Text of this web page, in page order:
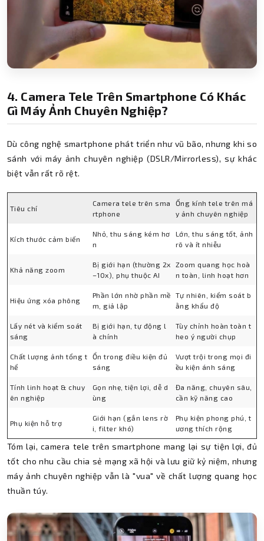
4. Camera Tele Trên Smartphone Có Khác
Gì Máy Ảnh Chuyên Nghiệp?
Dù công nghệ smartphone phát triển như vũ bão, nhưng khi so
sánh với máy ảnh chuyên nghiệp (DSLR/Mirrorless), sự khác
biệt vẫn rất rõ rệt.
Tiêu chí
Camera tele trên sma
rtphone
Ống kính tele trên má
y ảnh chuyên nghiệp
Kích thước cảm biến
Nhỏ, thu sáng kém hơ
n
Lớn, thu sáng tốt, ảnh
rõ và ít nhiễu
Khả năng zoom
Bị giới hạn (thường 2x
–10x), phụ thuộc AI
Zoom quang học hoà
n toàn, linh hoạt hơn
Hiệu ứng xóa phông
Phần lớn nhờ phần mề
m, giả lập
Tự nhiên, kiểm soát b
ằng khẩu độ
Lấy nét và kiểm soát
sáng
Bị giới hạn, tự động l
à chính
Tùy chỉnh hoàn toàn t
heo ý người chụp
Chất lượng ảnh tổng t
hể
Ổn trong điều kiện đủ
sáng
Vượt trội trong mọi đi
ều kiện ánh sáng
Tính linh hoạt & chuy
ên nghiệp
Gọn nhẹ, tiện lợi, dễ d
ùng
Đa năng, chuyên sâu,
cần kỹ năng cao
Phụ kiện hỗ trợ
Giới hạn (gắn lens rờ
i, filter khó)
Phụ kiện phong phú, t
ương thích rộng
Tóm lại, camera tele trên smartphone mang lại sự tiện lợi, đủ
tốt cho nhu cầu chia sẻ mạng xã hội và lưu giữ kỷ niệm, nhưng
máy ảnh chuyên nghiệp vẫn là "vua" về chất lượng quang học
thuần túy.